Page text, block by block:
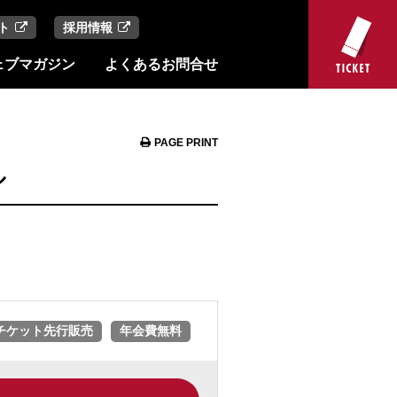
採用情報
ブマガジン よくあるお問合せ
PAGE PRINT
ケット先行販売 年会費無料